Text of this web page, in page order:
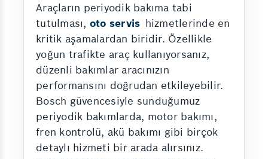
Araçların periyodik bakıma tabi
tutulması, oto servis hizmetlerinde en
kritik aşamalardan biridir. Özellikle
yoğun trafikte araç kullanıyorsanız,
düzenli bakımlar aracınızın
performansını doğrudan etkileyebilir.
Bosch güvencesiyle sunduğumuz
periyodik bakımlarda, motor bakımı,
fren kontrolü, akü bakımı gibi birçok
detaylı hizmeti bir arada alırsınız.